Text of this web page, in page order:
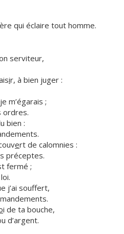
qui éclaire tout homme.
serviteur,
ir, à bien juger :
m’égarais ;
ordres.
bien :
ert de calomnies :
préceptes.
fermé ;
j’ai souffert,
i de ta bouche,
d’argent.